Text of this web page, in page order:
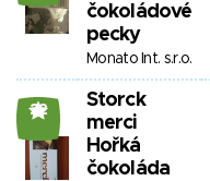
čokoládové
pecky
Monato Int. s.r.o.
22
Storck
merci
Hořká
čokoláda